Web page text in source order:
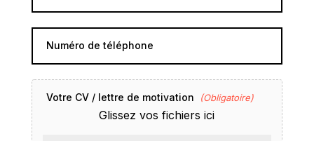
Numéro de téléphone
Votre CV / lettre de motivation (Obligatoire)
Glissez vos fichiers ici